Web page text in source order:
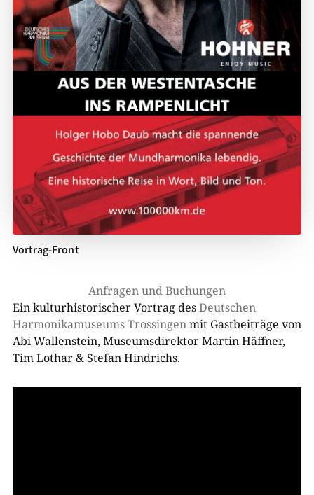
Vortrag-Front
Anfragen und Buchungen
Ein kulturhistorischer Vortrag desDeutschen
Harmonikamuseums Trossingenmit Gastbeiträge von
Abi Wallenstein, Museumsdirektor Martin Häffner,
Tim Lothar & Stefan Hindrichs.